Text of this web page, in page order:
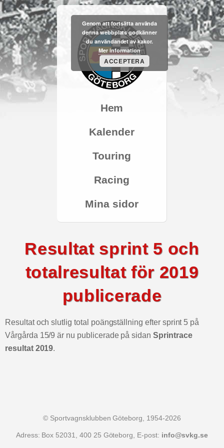
Hem
Kalender
Touring
Racing
Mina sidor
Resultat sprint 5 och
totalresultat för 2019
publicerade
Resultat och slutlig total poängställning efter sprint 5 på
Vårgårda 15/9 är nu publicerade på sidanSprintrace
resultat 2019.
© Sportvagnsklubben Göteborg, 1954-2026
Adress: Box 52031, 400 25 Göteborg, E-post: info@svkg.se
Genom att fortsätta använda
denna webbplats godkänner
du användandet av kakor.
Mer information
ACCEPTERA